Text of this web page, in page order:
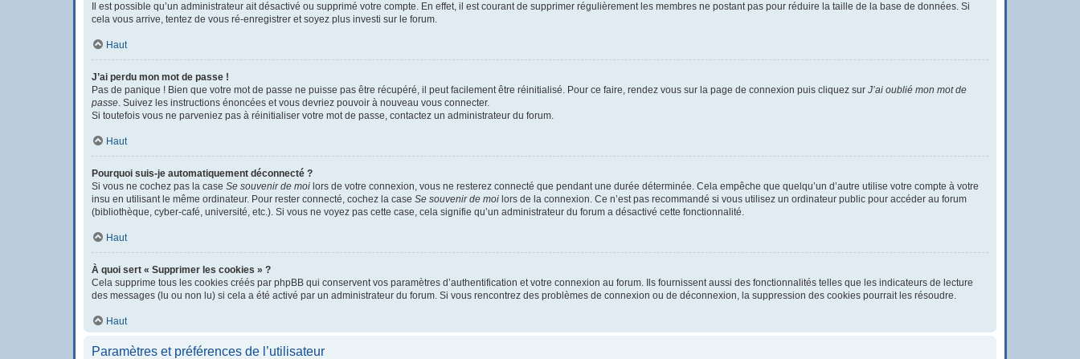
Il est possible qu’un administrateur ait désactivé ou supprimé votre compte. En effet, il est courant de supprimer régulièrement les membres ne postant pas pour réduire la taille de la base de données. Si
cela vous arrive, tentez de vous ré-enregistrer et soyez plus investi sur le forum.
Haut
J’ai perdu mon mot de passe !
Pas de panique ! Bien que votre mot de passe ne puisse pas être récupéré, il peut facilement être réinitialisé. Pour ce faire, rendez vous sur la page de connexion puis cliquez sur J’ai oublié mon mot de
passe. Suivez les instructions énoncées et vous devriez pouvoir à nouveau vous connecter.
Si toutefois vous ne parveniez pas à réinitialiser votre mot de passe, contactez un administrateur du forum.
Haut
Pourquoi suis-je automatiquement déconnecté ?
Si vous ne cochez pas la case Se souvenir de moi lors de votre connexion, vous ne resterez connecté que pendant une durée déterminée. Cela empêche que quelqu’un d’autre utilise votre compte à votre
insu en utilisant le même ordinateur. Pour rester connecté, cochez la case Se souvenir de moi lors de la connexion. Ce n’est pas recommandé si vous utilisez un ordinateur public pour accéder au forum
(bibliothèque, cyber-café, université, etc.). Si vous ne voyez pas cette case, cela signifie qu’un administrateur du forum a désactivé cette fonctionnalité.
Haut
À quoi sert « Supprimer les cookies » ?
Cela supprime tous les cookies créés par phpBB qui conservent vos paramètres d’authentification et votre connexion au forum. Ils fournissent aussi des fonctionnalités telles que les indicateurs de lecture
des messages (lu ou non lu) si cela a été activé par un administrateur du forum. Si vous rencontrez des problèmes de connexion ou de déconnexion, la suppression des cookies pourrait les résoudre.
Haut
Paramètres et préférences de l’utilisateur